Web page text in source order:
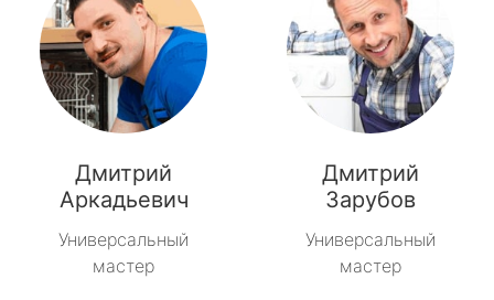
Дмитрий
Аркадьевич
Универсальный
мастер
Дмитрий
Зарубов
Универсальный
мастер